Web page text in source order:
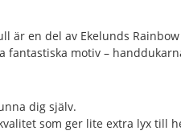
krär en del av Ekelunds
motiv –
dig själv.
som ger lite extra lyx till